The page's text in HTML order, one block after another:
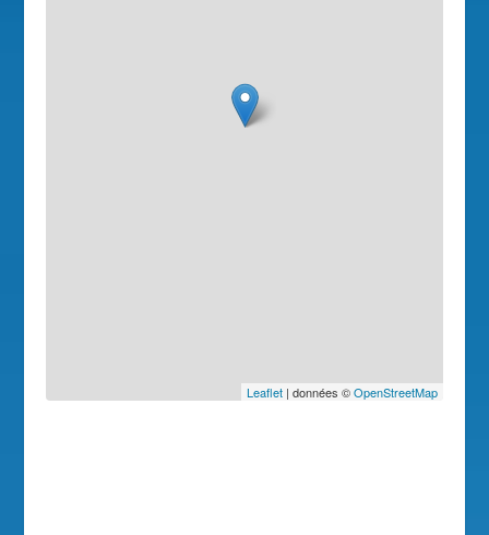
Leaflet| données ©OpenStreetMap